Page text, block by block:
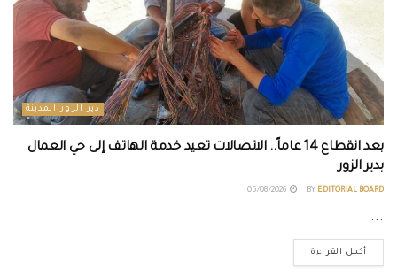
دير الزور المدينة
بعد انقطاع 14 عاماً.. الاتصالات تعيد خدمة الهاتف إلى حي العمال
بدير الزور
BY EDITORIAL BOARD
...
أكمل القراءة